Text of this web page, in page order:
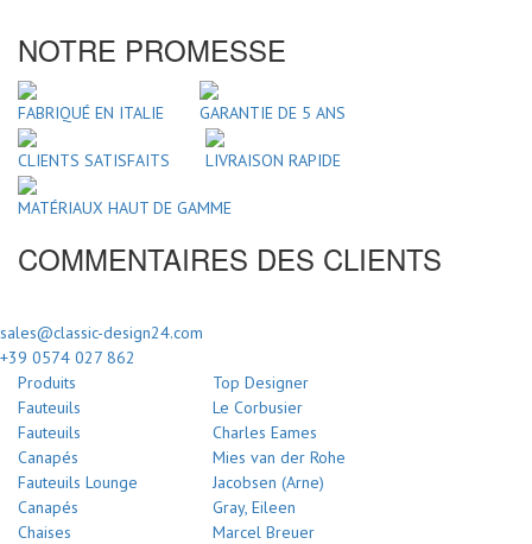
NOTRE PROMESSE
FABRIQUÉ EN ITALIE GARANTIE DE 5 ANS
CLIENTS SATISFAITS LIVRAISON RAPIDE
MATÉRIAUX HAUT DE GAMME
COMMENTAIRES DES CLIENTS
sales@classic-design24.com
+39 0574 027 862
Produits
Fauteuils
Fauteuils
Canapés
Fauteuils Lounge
Canapés
Chaises
Top Designer
Le Corbusier
Charles Eames
Mies van der Rohe
Jacobsen (Arne)
Gray, Eileen
Marcel Breuer